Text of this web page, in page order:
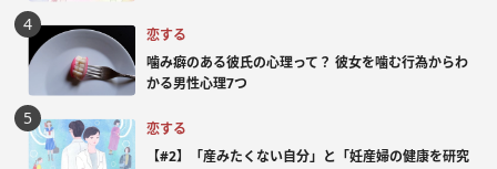
恋する
噛み癖のある彼氏の心理って？ 彼女を噛む行為からわ
かる男性心理7つ
恋する
【#2】「産みたくない自分」と「妊産婦の健康を研究